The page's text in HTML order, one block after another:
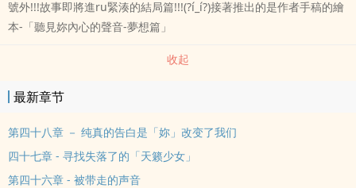
號外!!!故事即將進ru緊湊的結局篇!!!(?í_í?)接著推出的是作者手稿的繪
本-「聽見妳內心的聲音-夢想篇」
收起
最新章节
第四十八章 － 纯真的告白是「妳」改变了我们
四十七章 - 寻找失落了的「天籁少女」
第四十六章 - 被带走的声音